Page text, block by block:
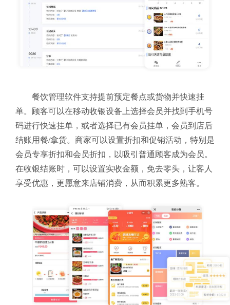
餐饮管理软件支持提前预定餐点或货物并快速挂
单。顾客可以在移动收银设备上选择会员并找到手机号
码进行快速挂单，或者选择已有会员挂单，会员到店后
结账用餐/拿货。商家可以设置折扣和促销活动，特别是
会员专享折扣和会员折扣，以吸引普通顾客成为会员。
在收银结账时，可以设置实收金额，免去零头，让客人
享受优惠，更愿意来店铺消费，从而积累更多熟客。